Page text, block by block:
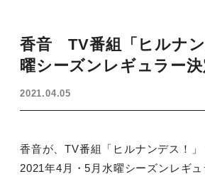
香音 TV番組「ヒルナ
曜シーズンレギュラー決
2021.04.05
香音が、TV番組「ヒルナンデス！
2021年4月・5月水曜シーズンレギュ